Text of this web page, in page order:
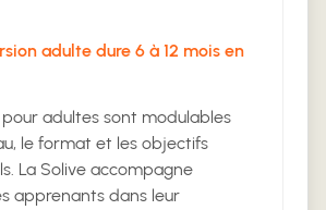
adulte dure 6 à 12 mois en
pour adultes sont modulables
le format et les objectifs
La Solive accompagne
apprenants dans leur